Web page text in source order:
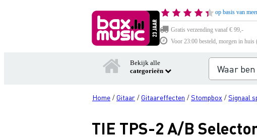
op basis van
Gratis verzending vanaf € 99,-
Voor 23:00 besteld, morgen in huis
Bekijk alle
categorieën
Home / Gitaar / Gitaareffecten /Stompbox /Signaal
TIE TPS-2 A/B